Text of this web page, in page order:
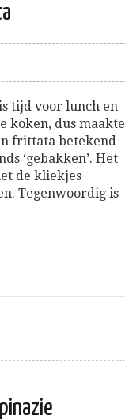
tijd voor lunch en
koken, dus maakte
frittata betekend
‘gebakken’. Het
de kliekjes
Tegenwoordig is